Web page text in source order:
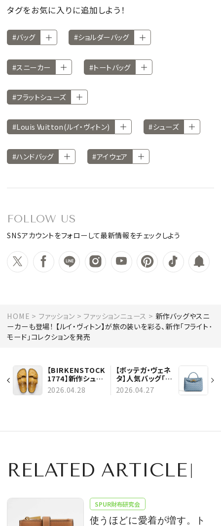
タグをお気に入りに追加しよう！
#バッグ #ショルダーバッグ
#スニーカー #トートバッグ
#フラットシューズ
#Louis Vuitton(ルイ・ヴィトン) #シューズ
#ハンドバッグ #アイウェア
FOLLOW US
SNSアカウントをフォローして最新情報をチェックしよう
HOME ファッション ファッションニュース
新作バッグやスニ
ーカーも登場！ 【ルイ・ヴィトン】が旅の装いを彩る、新作｢フライト･
モード｣コレクションを発売
【BIRKENSTOCK
1774】新作シュー
ズが登場！ 「ボス
トン」の新色も
2026.04.28
【ボッテガ・ヴェネ
タ】人気バッグ「ア
ンディアーモ」にミ
ニサイズが仲間入
2026.04.27
RELATED ARTICLE
SPUR財布研究会
使うほどに愛着が増す。ト